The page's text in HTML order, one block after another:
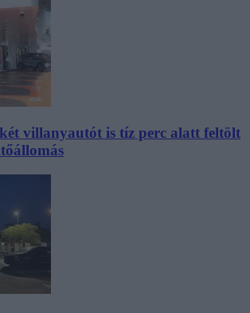
villanyautót is tíz perc alatt feltölt